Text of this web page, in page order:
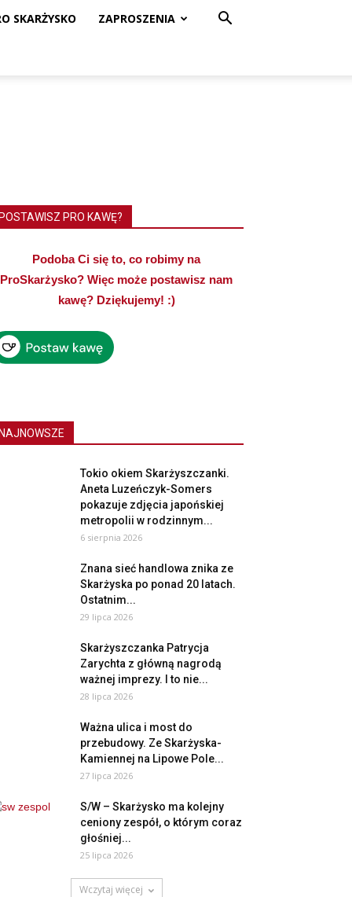
SKARŻYSKO ZAPROSZENIA
PRO KAWĘ?
Podoba Ci się to, co robimy na
ProSkarżysko? Więc może postawisz nam
kawę? Dziękujemy! :)
Tokio okiem Skarżyszczanki.
Aneta Luzeńczyk-Somers
pokazuje zdjęcia japońskiej
metropolii w rodzinnym...
6 sierpnia 2026
Znana sieć handlowa znika ze
Skarżyska po ponad 20 latach.
Ostatnim...
29 lipca 2026
Skarżyszczanka Patrycja
Zarychta z główną nagrodą
ważnej imprezy. I to nie...
28 lipca 2026
Ważna ulica i most do
przebudowy. Ze Skarżyska-
Kamiennej na Lipowe Pole...
27 lipca 2026
S/W – Skarżysko ma kolejny
ceniony zespół, o którym coraz
głośniej...
25 lipca 2026
Wczytaj więcej